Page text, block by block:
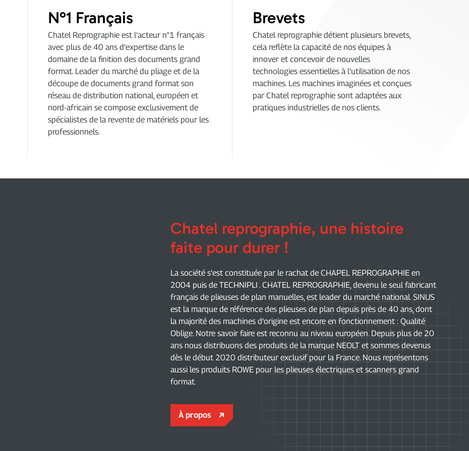
N°1 Français
Chatel Reprographie est l’acteur n°1 français
avec plus de 40 ans d’expertise dans le
domaine de la finition des documents grand
format. Leader du marché du pliage et de la
découpe de documents grand format son
réseau de distribution national, européen et
nord-africain se compose exclusivement de
spécialistes de la revente de matériels pour les
professionnels.
Brevets
Chatel reprographie détient plusieurs brevets,
cela reflète la capacité de nos équipes à
innover et concevoir de nouvelles
technologies essentielles à l’utilisation de nos
machines. Les machines imaginées et conçues
par Chatel reprographie sont adaptées aux
pratiques industrielles de nos clients.
Chatel reprographie, une histoire
faite pour durer !
La société s’est constituée par le rachat de CHAPEL REPROGRAPHIE en
2004 puis de TECHNIPLI . CHATEL REPROGRAPHIE, devenu le seul fabricant
français de plieuses de plan manuelles, est leader du marché national. SINUS
est la marque de référence des plieuses de plan depuis près de 40 ans, dont
la majorité des machines d’origine est encore en fonctionnement : Qualité
Oblige. Notre savoir faire est reconnu au niveau européen. Depuis plus de 20
ans nous distribuons des produits de la marque NEOLT et sommes devenus
dès le début 2020 distributeur exclusif pour la France. Nous représentons
aussi les produits ROWE pour les plieuses électriques et scanners grand
format.
À propos